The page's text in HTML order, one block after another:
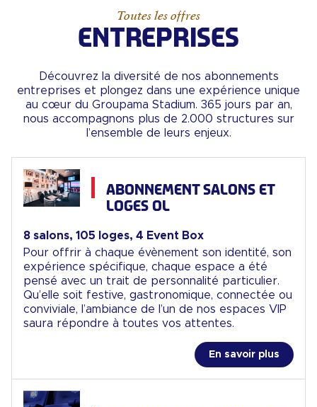
Toutes les offres
ENTREPRISES
Découvrez la diversité de nos abonnements
entreprises et plongez dans une expérience unique
au cœur du Groupama Stadium. 365 jours par an,
nous accompagnons plus de 2.000 structures sur
l’ensemble de leurs enjeux.
ABONNEMENT SALONS ET
LOGES OL
8 salons, 105 loges, 4 Event Box
Pour offrir à chaque évènement son identité, son
expérience spécifique, chaque espace a été
pensé avec un trait de personnalité particulier.
Qu’elle soit festive, gastronomique, connectée ou
conviviale, l’ambiance de l’un de nos espaces VIP
saura répondre à toutes vos attentes.
En savoir plus